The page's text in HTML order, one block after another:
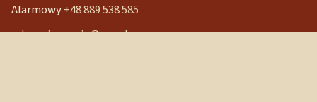
Alarmowy+48 889 538 585
mbpocieszenia@wp.pl